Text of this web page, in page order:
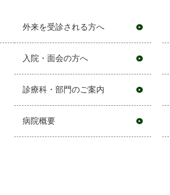
外来を受診される方へ
入院・面会の方へ
診療科・部門のご案内
病院概要